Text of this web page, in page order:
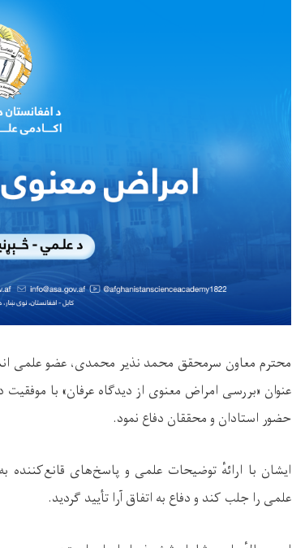
محترم معاون سرمحقق محمد نذیر محمدی، عضو علمی
عنوان «بررسی امراض معنوی از دیدگاه عرفان» با
حضور استادان و محققان دفاع نمود.
ایشان با ارائهٔ توضیحات علمی و پاسخ‌های
علمی را جلب کند و دفاع به اتفاق آرا تأیید گردید.